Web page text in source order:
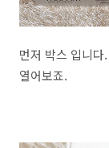
먼저 박스 입니
열어보죠.